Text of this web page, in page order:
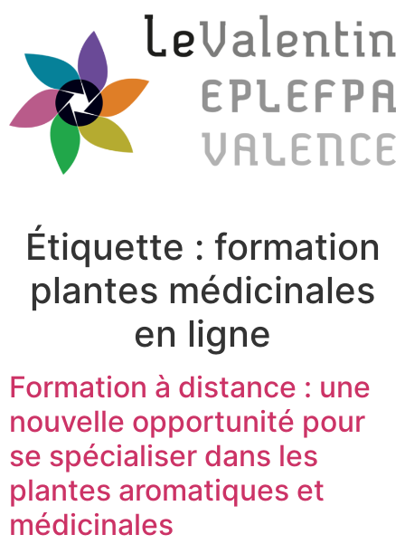
Étiquette : formation
plantes médicinales
en ligne
Formation à distance : une
nouvelle opportunité pour
se spécialiser dans les
plantes aromatiques et
médicinales